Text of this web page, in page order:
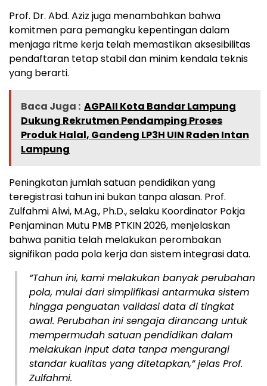
Prof. Dr. Abd. Aziz juga menambahkan bahwa
komitmen para pemangku kepentingan dalam
menjaga ritme kerja telah memastikan aksesibilitas
pendaftaran tetap stabil dan minim kendala teknis
yang berarti.
Baca Juga : AGPAII Kota Bandar Lampung
Dukung Rekrutmen Pendamping Proses
Produk Halal, Gandeng LP3H UIN Raden Intan
Lampung
Peningkatan jumlah satuan pendidikan yang
teregistrasi tahun ini bukan tanpa alasan. Prof.
Zulfahmi Alwi, M.Ag., Ph.D., selaku Koordinator Pokja
Penjaminan Mutu PMB PTKIN 2026, menjelaskan
bahwa panitia telah melakukan perombakan
signifikan pada pola kerja dan sistem integrasi data.
“Tahun ini, kami melakukan banyak perubahan
pola, mulai dari simplifikasi antarmuka sistem
hingga penguatan validasi data di tingkat
awal. Perubahan ini sengaja dirancang untuk
mempermudah satuan pendidikan dalam
melakukan input data tanpa mengurangi
standar kualitas yang ditetapkan,” jelas Prof.
Zulfahmi.